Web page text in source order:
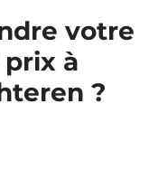
votre
à
?